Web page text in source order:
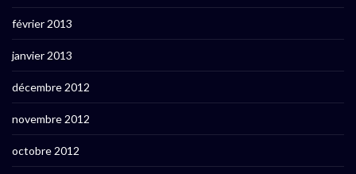
février 2013
janvier 2013
décembre 2012
novembre 2012
octobre 2012